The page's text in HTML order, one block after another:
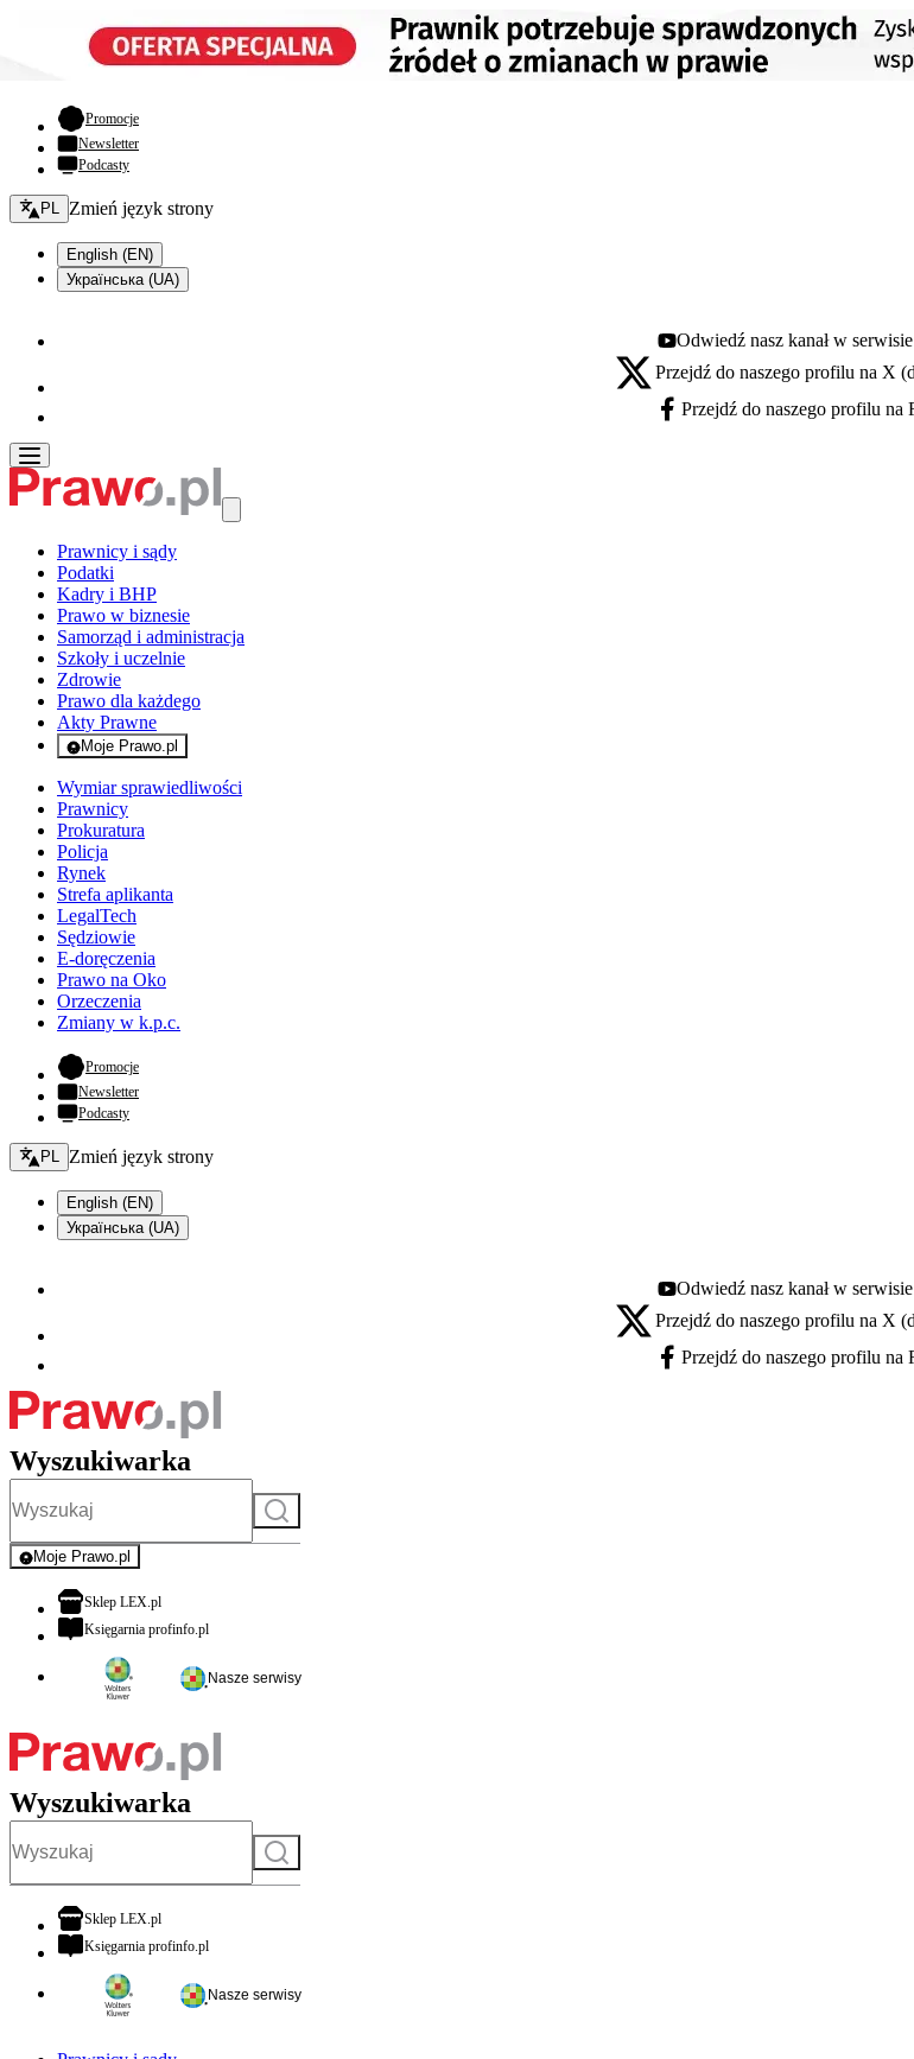
Promocje- otwiera się w nowej karcie
Newsletter
Podcasty
Zmień język - bieżący:
PL Zmień język strony
English (EN)
Українська (UA)
Youtube - otwiera się w nowej karcie
Odwiedź nasz kanał w
X - otwiera się w nowej karcie
Przejdź do naszego profilu na X
Facebook - otwiera się w nowej karcie
Przejdź do naszego profilu na
Prawnicy i sądy
Podatki
Kadry i BHP
Prawo w biznesie
Samorząd i administracja
Szkoły i uczelnie
Zdrowie
Prawo dla każdego
Akty Prawne
Moje Prawo.pl
- rejestracja i logowanie do serwisu
Wymiar sprawiedliwości
Prawnicy
Prokuratura
Policja
Rynek
Strefa aplikanta
LegalTech
Sędziowie
E-doręczenia
Prawo na Oko
Orzeczenia
Zmiany w k.p.c.
Promocje- otwiera się w nowej karcie
Newsletter
Podcasty
Zmień język - bieżący:
PL Zmień język strony
English (EN)
Українська (UA)
Youtube - otwiera się w nowej karcie
Odwiedź nasz kanał w
X - otwiera się w nowej karcie
Przejdź do naszego profilu na X
Facebook - otwiera się w nowej karcie
Przejdź do naszego profilu na
Wyszukiwarka
Szukaj
Moje Prawo.pl
- rejestracja i logowanie do serwisu
Sklep LEX.plotwiera się w nowej karcie
Księgarnia profinfo.plotwiera się w nowej karcie
Nasze serwisy
Wyszukiwarka
Szukaj
Sklep LEX.plotwiera się w nowej karcie
Księgarnia profinfo.plotwiera się w nowej karcie
Nasze serwisy